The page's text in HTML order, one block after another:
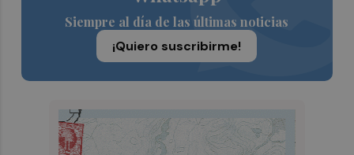
Siempre al día de las últimas noticias
¡Quiero suscribirme!